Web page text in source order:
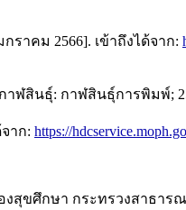
าคม 2566]. เข้าถึงได้จาก:
ฬสินธุ์: กาฬสินธุ์การพิมพ์;
าก: https://
สุขศึกษา กระทรวงสาธารณ